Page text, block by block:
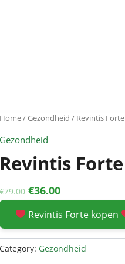
Home/Gezondheid / Revintis Forte
Gezondheid
Revintis Forte
79.00 Original
was:
€79.00.
€36.00Current
is:
€36.00.
Revintis Forte kopen
Category: Gezondheid